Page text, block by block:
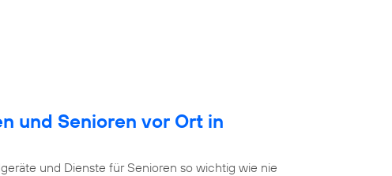
und Senioren vor Ort in
und Dienste für Senioren so wichtig wie nie